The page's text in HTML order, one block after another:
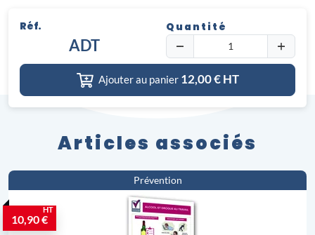
Réf.
ADT
Quantité
Ajouter au panier 12,00€ HT
Articles associés
Prévention
10,90 €
HT